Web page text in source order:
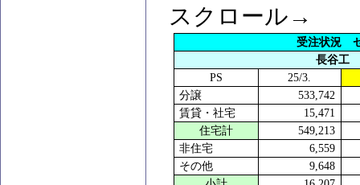
スクロール→
受注状況
長谷工
PS
25/3.
分譲
533,742
賃貸・社宅
15,471
住宅計
549,213
非住宅
6,559
その他
9,648